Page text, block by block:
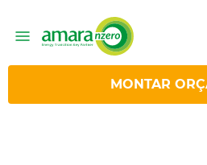
MONTAR